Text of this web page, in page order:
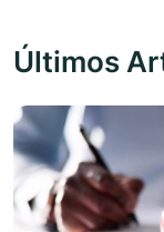
Últimos